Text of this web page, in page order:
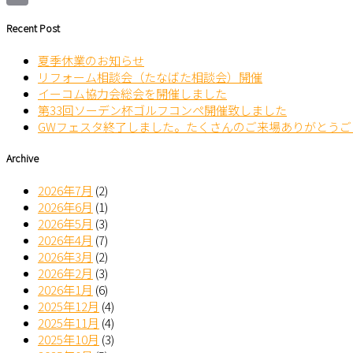
Recent Post
夏季休業のお知らせ
リフォーム相談会（たなばた相談会）開催
イーコム協力会総会を開催しました
第33回ソーデン杯ゴルフコンペ開催致しました
GWフェスタ終了しました。たくさんのご来場ありがとうご
Archive
2026年7月 (2)
2026年6月 (1)
2026年5月 (3)
2026年4月 (7)
2026年3月 (2)
2026年2月 (3)
2026年1月 (6)
2025年12月 (4)
2025年11月 (4)
2025年10月 (3)